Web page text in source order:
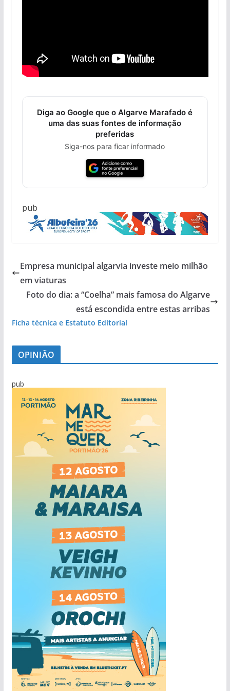
Diga ao Google que o Algarve Marafado é
uma das suas fontes de informação
preferidas
Siga-nos para ficar informado
pub
Empresa municipal algarvia investe meio milhão
em viaturas
Foto do dia: a “Coelha” mais famosa do Algarve
está escondida entre estas arribas
Ficha técnica e Estatuto Editorial
OPINIÃO
pub